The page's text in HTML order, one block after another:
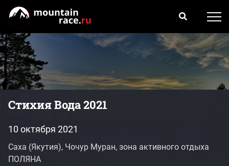
Стихия Вода 2021
10 октября 2021
Саха (Якутия), Чочур Муран, зона активного отдыха
ПОЛЯНА